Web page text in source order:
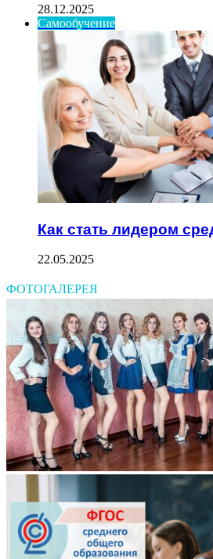
28.12.2025
Самообучение
Как стать лидером
22.05.2025
ФОТОГАЛЕРЕЯ